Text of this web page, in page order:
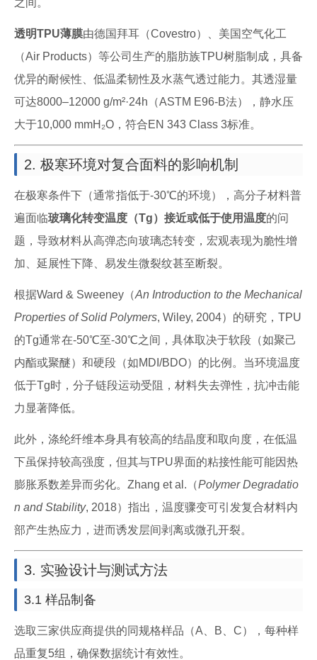
之间。
透明TPU薄膜由德国拜耳（Covestro）、美国空气化工
（Air Products）等公司生产的脂肪族TPU树脂制成，具备
优异的耐候性、低温柔韧性及水蒸气透过能力。其透湿量
可达8000–12000 g/m²·24h（ASTM E96-B法），静水压
大于10,000 mmH₂O，符合EN 343 Class 3标准。
2. 极寒环境对复合面料的影响机制
在极寒条件下（通常指低于-30℃的环境），高分子材料普
遍面临玻璃化转变温度（Tg）接近或低于使用温度的问
题，导致材料从高弹态向玻璃态转变，宏观表现为脆性增
加、延展性下降、易发生微裂纹甚至断裂。
根据Ward & Sweeney（An Introduction to the Mechanical
Properties of Solid Polymers, Wiley, 2004）的研究，TPU
的Tg通常在-50℃至-30℃之间，具体取决于软段（如聚己
内酯或聚醚）和硬段（如MDI/BDO）的比例。当环境温度
低于Tg时，分子链段运动受阻，材料失去弹性，抗冲击能
力显著降低。
此外，涤纶纤维本身具有较高的结晶度和取向度，在低温
下虽保持较高强度，但其与TPU界面的粘接性能可能因热
膨胀系数差异而劣化。Zhang et al.（Polymer Degradatio
n and Stability, 2018）指出，温度骤变可引发复合材料内
部产生热应力，进而诱发层间剥离或微孔开裂。
3. 实验设计与测试方法
3.1 样品制备
选取三家供应商提供的同规格样品（A、B、C），每种样
品重复5组，确保数据统计有效性。